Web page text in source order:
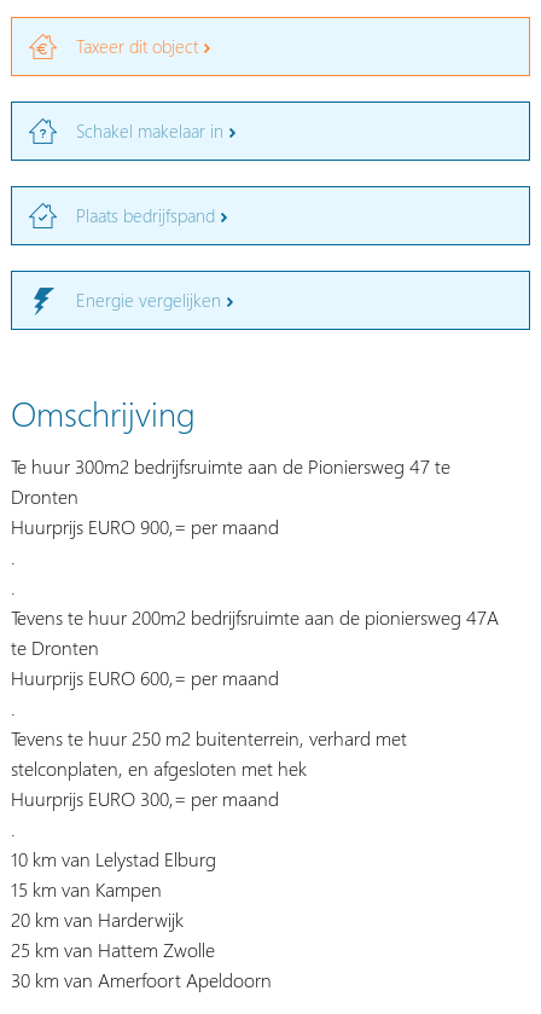
Taxeer dit object
Schakel makelaar in
Plaats bedrijfspand
Energie vergelijken
Omschrijving
Te huur 300m2 bedrijfsruimte aan de Pioniersweg 47 te
Dronten
Huurprijs EURO 900,= per maand
Tevens te huur 200m2 bedrijfsruimte aan de pioniersweg 47A
te Dronten
Huurprijs EURO 600,= per maand
Tevens te huur 250 m2 buitenterrein, verhard met
stelconplaten, en afgesloten met hek
Huurprijs EURO 300,= per maand
10 km van Lelystad Elburg
15 km van Kampen
20 km van Harderwijk
25 km van Hattem Zwolle
30 km van Amerfoort Apeldoorn